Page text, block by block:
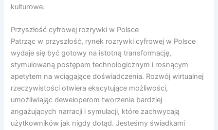
kulturowe.
Przyszłość cyfrowej rozrywki w Polsce
Patrząc w przyszłość, rynek rozrywki cyfrowej w Polsce
wydaje się być gotowy na istotną transformację,
stymulowaną postępem technologicznym i rosnącym
apetytem na wciągające doświadczenia. Rozwój wirtualnej
rzeczywistości otwiera ekscytujące możliwości,
umożliwiając deweloperom tworzenie bardziej
angażujących narracji i symulacji, które zachwycają
użytkowników jak nigdy dotąd. Jesteśmy świadkami